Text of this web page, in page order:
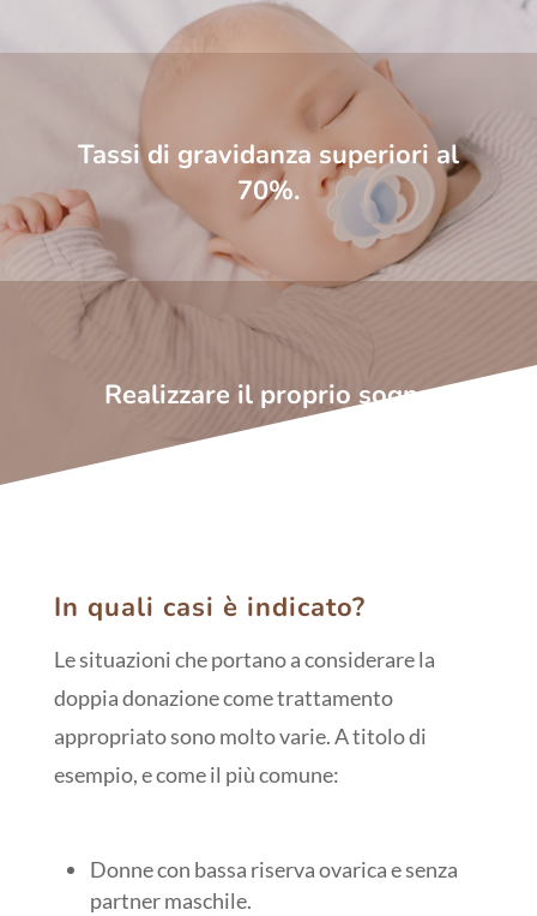
Tassi di gravidanza superiori al
70%.
Realizzare il proprio sogno
In quali casi è indicato?
Le situazioni che portano a considerare la
doppia donazione come trattamento
appropriato sono molto varie. A titolo di
esempio, e come il più comune:
Donne con bassa riserva ovarica e senza
partner maschile.